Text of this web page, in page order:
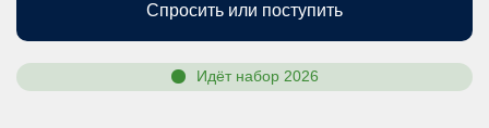
Спросить или поступить
Идёт набор 2026